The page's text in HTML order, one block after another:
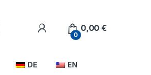
0
0,00€
DE EN